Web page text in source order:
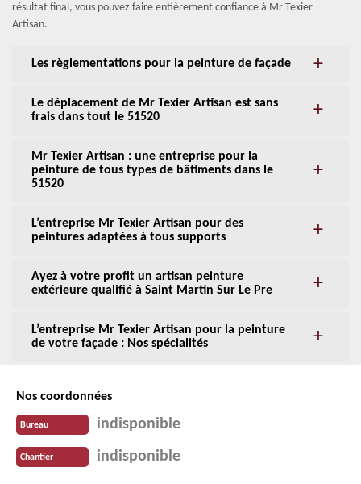
résultat final, vous pouvez faire entièrement confiance à Mr Texier
Artisan.
Les règlementations pour la peinture de façade
Le déplacement de Mr Texier Artisan est sans
frais dans tout le 51520
Mr Texier Artisan : une entreprise pour la
peinture de tous types de bâtiments dans le
51520
L’entreprise Mr Texier Artisan pour des
peintures adaptées à tous supports
Ayez à votre profit un artisan peinture
extérieure qualifié à Saint Martin Sur Le Pre
L’entreprise Mr Texier Artisan pour la peinture
de votre façade : Nos spécialités
Nos coordonnées
Bureau indisponible
Chantier indisponible